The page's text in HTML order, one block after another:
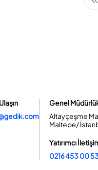
Genel
Altayçeşme
Maltepe/
Yatırımcı
0216 453 00